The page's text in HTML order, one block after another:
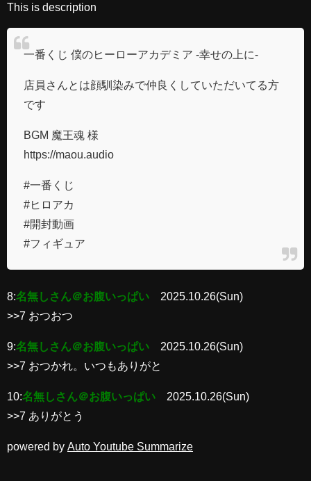
This is description
一番くじ 僕のヒーローアカデミア -幸せの上に-
店員さんとは顔馴染みで仲良くしていただいてる方
です
BGM 魔王魂 様
https://maou.audio
#一番くじ
#ヒロアカ
#開封動画
#フィギュア
8:名無しさん＠お腹いっぱい
2025.10.26(Sun)
>>7 おつおつ
9:名無しさん＠お腹いっぱい
2025.10.26(Sun)
>>7 おつかれ。いつもありがと
10:名無しさん＠お腹いっぱい
2025.10.26(Sun)
>>7 ありがとう
powered by Auto Youtube Summarize